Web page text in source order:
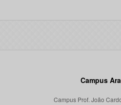
Campus
Campus Prof. João